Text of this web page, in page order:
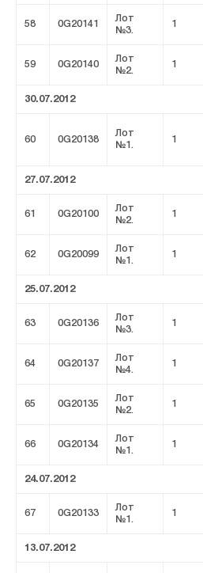
58 0G20141
Лот
№3.
1
59 0G20140
Лот
№2.
1
30.07.2012
60 0G20138
Лот
№1.
1
27.07.2012
61 0G20100
Лот
№2.
1
62 0G20099
Лот
№1.
1
25.07.2012
63 0G20136
Лот
№3.
1
64 0G20137
Лот
№4.
1
65 0G20135
Лот
№2.
1
66 0G20134
Лот
№1.
1
24.07.2012
67 0G20133
Лот
№1.
1
13.07.2012